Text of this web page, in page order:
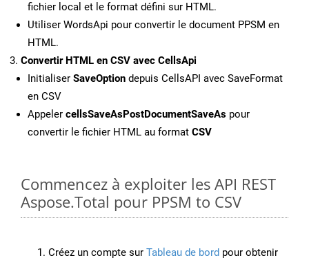
fichier local et le format défini sur HTML.
Utiliser WordsApi pour convertir le document PPSM en
HTML.
Convertir HTML en CSV avec CellsApi
Initialiser SaveOption depuis CellsAPI avec SaveFormat
en CSV
Appeler cellsSaveAsPostDocumentSaveAs pour
convertir le fichier HTML au format CSV
Commencez à exploiter les API REST
Aspose.Total pour PPSM to CSV
Créez un compte sur Tableau de bord pour obtenir